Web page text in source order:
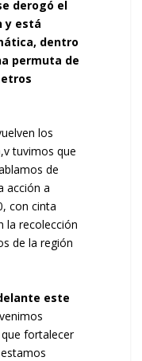
derogó el
y está
dentro
permuta de
los
tuvimos que
de
acción a
con cinta
la recolección
de la región
este
fortalecer